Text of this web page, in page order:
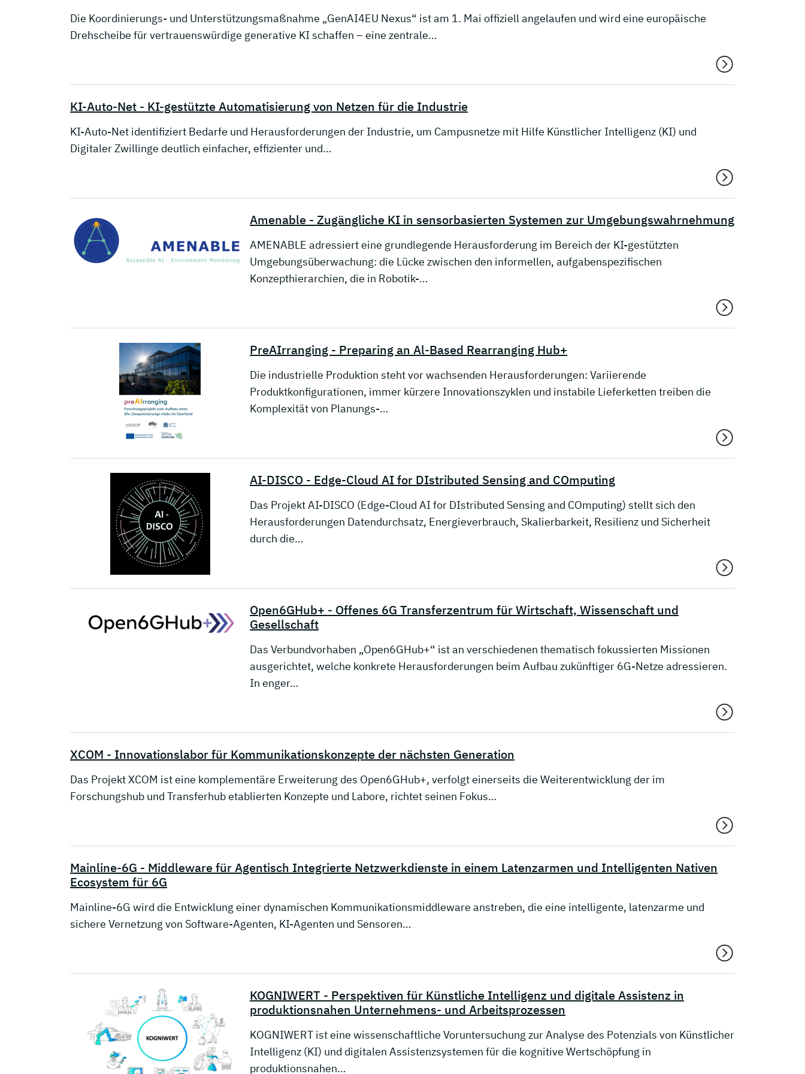
Die Koordinierungs- und Unterstützungsmaßnahme „GenAI4EU Nexus“ ist am 1. Mai offiziell angelaufen und wird eine europäische
Drehscheibe für vertrauenswürdige generative KI schaffen – eine zentrale…
KI-Auto-Net - KI-gestützte Automatisierung von Netzen für die Industrie
KI-Auto-Net identifiziert Bedarfe und Herausforderungen der Industrie, um Campusnetze mit Hilfe Künstlicher Intelligenz (KI) und
Digitaler Zwillinge deutlich einfacher, effizienter und…
Amenable - Zugängliche KI in sensorbasierten Systemen zur Umgebungswahrnehmung
AMENABLE adressiert eine grundlegende Herausforderung im Bereich der KI-gestützten
Umgebungsüberwachung: die Lücke zwischen den informellen, aufgabenspezifischen
Konzepthierarchien, die in Robotik-…
PreAIrranging - Preparing an Al-Based Rearranging Hub+
Die industrielle Produktion steht vor wachsenden Herausforderungen: Variierende
Produktkonfigurationen, immer kürzere Innovationszyklen und instabile Lieferketten treiben die
Komplexität von Planungs-…
AI-DISCO - Edge-Cloud AI for DIstributed Sensing and COmputing
Das Projekt AI-DISCO (Edge-Cloud AI for DIstributed Sensing and COmputing) stellt sich den
Herausforderungen Datendurchsatz, Energieverbrauch, Skalierbarkeit, Resilienz und Sicherheit
durch die…
Open6GHub+ - Offenes 6G Transferzentrum für Wirtschaft, Wissenschaft und
Gesellschaft
Das Verbundvorhaben „Open6GHub+“ ist an verschiedenen thematisch fokussierten Missionen
ausgerichtet, welche konkrete Herausforderungen beim Aufbau zukünftiger 6G-Netze adressieren.
In enger…
XCOM - Innovationslabor für Kommunikationskonzepte der nächsten Generation
Das Projekt XCOM ist eine komplementäre Erweiterung des Open6GHub+, verfolgt einerseits die Weiterentwicklung der im
Forschungshub und Transferhub etablierten Konzepte und Labore, richtet seinen Fokus…
Mainline-6G - Middleware für Agentisch Integrierte Netzwerkdienste in einem Latenzarmen und Intelligenten Nativen
Ecosystem für 6G
Mainline-6G wird die Entwicklung einer dynamischen Kommunikationsmiddleware anstreben, die eine intelligente, latenzarme und
sichere Vernetzung von Software-Agenten, KI-Agenten und Sensoren…
KOGNIWERT - Perspektiven für Künstliche Intelligenz und digitale Assistenz in
produktionsnahen Unternehmens- und Arbeitsprozessen
KOGNIWERT ist eine wissenschaftliche Voruntersuchung zur Analyse des Potenzials von Künstlicher
Intelligenz (KI) und digitalen Assistenzsystemen für die kognitive Wertschöpfung in
produktionsnahen…